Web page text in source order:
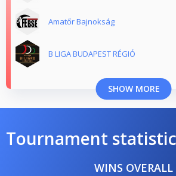
Amatőr Bajnokság
B LIGA BUDAPEST RÉGIÓ
SHOW MORE
Tournament
WINS OVERALL